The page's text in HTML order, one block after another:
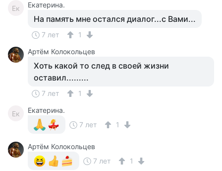
Ек Екатерина.
На память мне остался диалог...с Вами...
7 лет
1
Артём Колокольцев
Хоть какой то след в своей жизни
оставил.........
7 лет 1
Ек
Екатерина.
7 лет
1
Артём Колокольцев
7 лет
1